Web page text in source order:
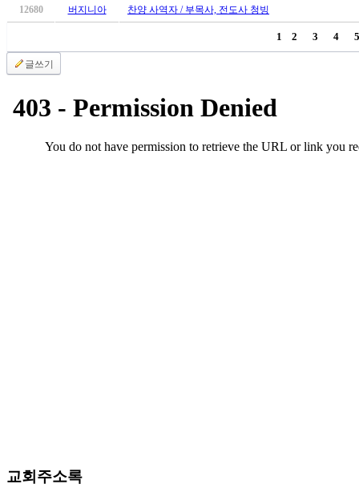
지
입
발
부
트
12680 버지니아 찬양 사역자 / 부목사, 전도사 청빙
1 2 3 4 5
글쓰기
교회주소록